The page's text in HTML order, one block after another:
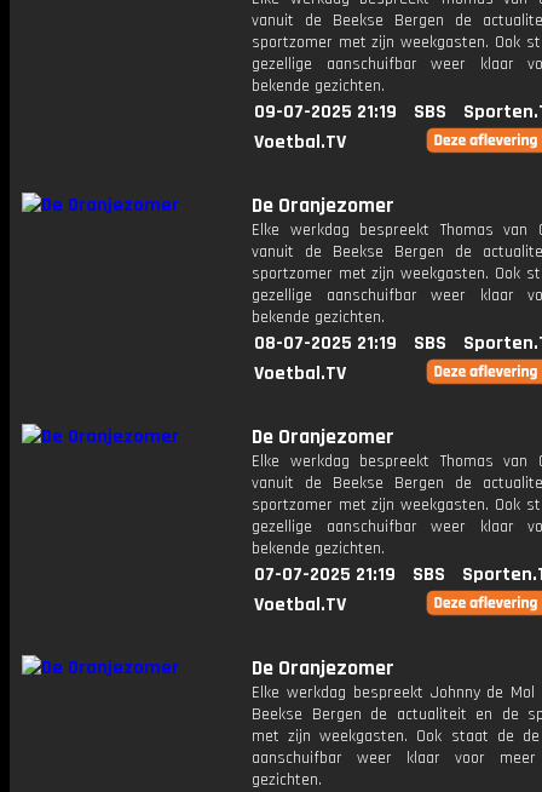
vanuit de Beekse Bergen de
sportzomer met zijn weekgasten. Ook
gezellige aanschuifbar weer klaar
bekende gezichten.
09-07-2025 21:19 SBS
Voetbal.TV
De Oranjezomer
Elke werkdag bespreekt Thomas van
vanuit de Beekse Bergen de
sportzomer met zijn weekgasten. Ook
gezellige aanschuifbar weer klaar
bekende gezichten.
08-07-2025 21:19 SBS
Voetbal.TV
De Oranjezomer
Elke werkdag bespreekt Thomas van
vanuit de Beekse Bergen de
sportzomer met zijn weekgasten. Ook
gezellige aanschuifbar weer klaar
bekende gezichten.
07-07-2025 21:19 SBS
Voetbal.TV
De Oranjezomer
Elke werkdag bespreekt Johnny de
Beekse Bergen de actualiteit en de
met zijn weekgasten. Ook staat de de
aanschuifbar weer klaar voor meer
gezichten.